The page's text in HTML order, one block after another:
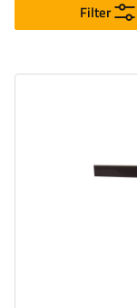
Filter